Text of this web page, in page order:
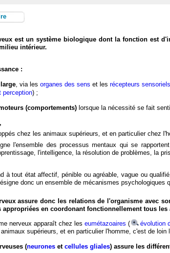
est un système biologique dont la fonction est
intérieur.
:
, via les organes des sens et les récepteurs sensoriels
perception) ;
(comportements) lorsque la nécessité se fait
chez les animaux supérieurs, et en particulier chez
l'ensemble des processus mentaux qui se
l'intelligence, la résolution de problèmes, la
à tout état affectif, pénible ou agréable, vague ou
donc un ensemble de mécanismes psychologiques
assure donc les relations de l'organisme avec
appropriées en coordonant fonctionnellement tous les
nerveux apparaît chez leseumétazoaires ( évolution
supérieurs, et en particulier l'homme, c'est de loin
(neurones etcellules gliales) assure les